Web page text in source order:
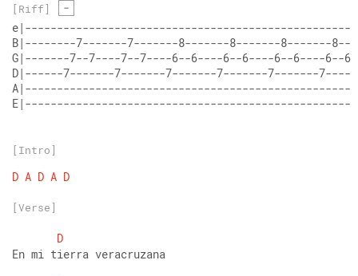
[Riff] -
B|--------7-------7-------8-------8-------8-------
G|-------7--7----7--7----6--6----6--6----6--6----
D|------7-------7-------7-------7-------7-------
[Intro]
D A D A D
[Verse]
D
En mi tierra veracruzana